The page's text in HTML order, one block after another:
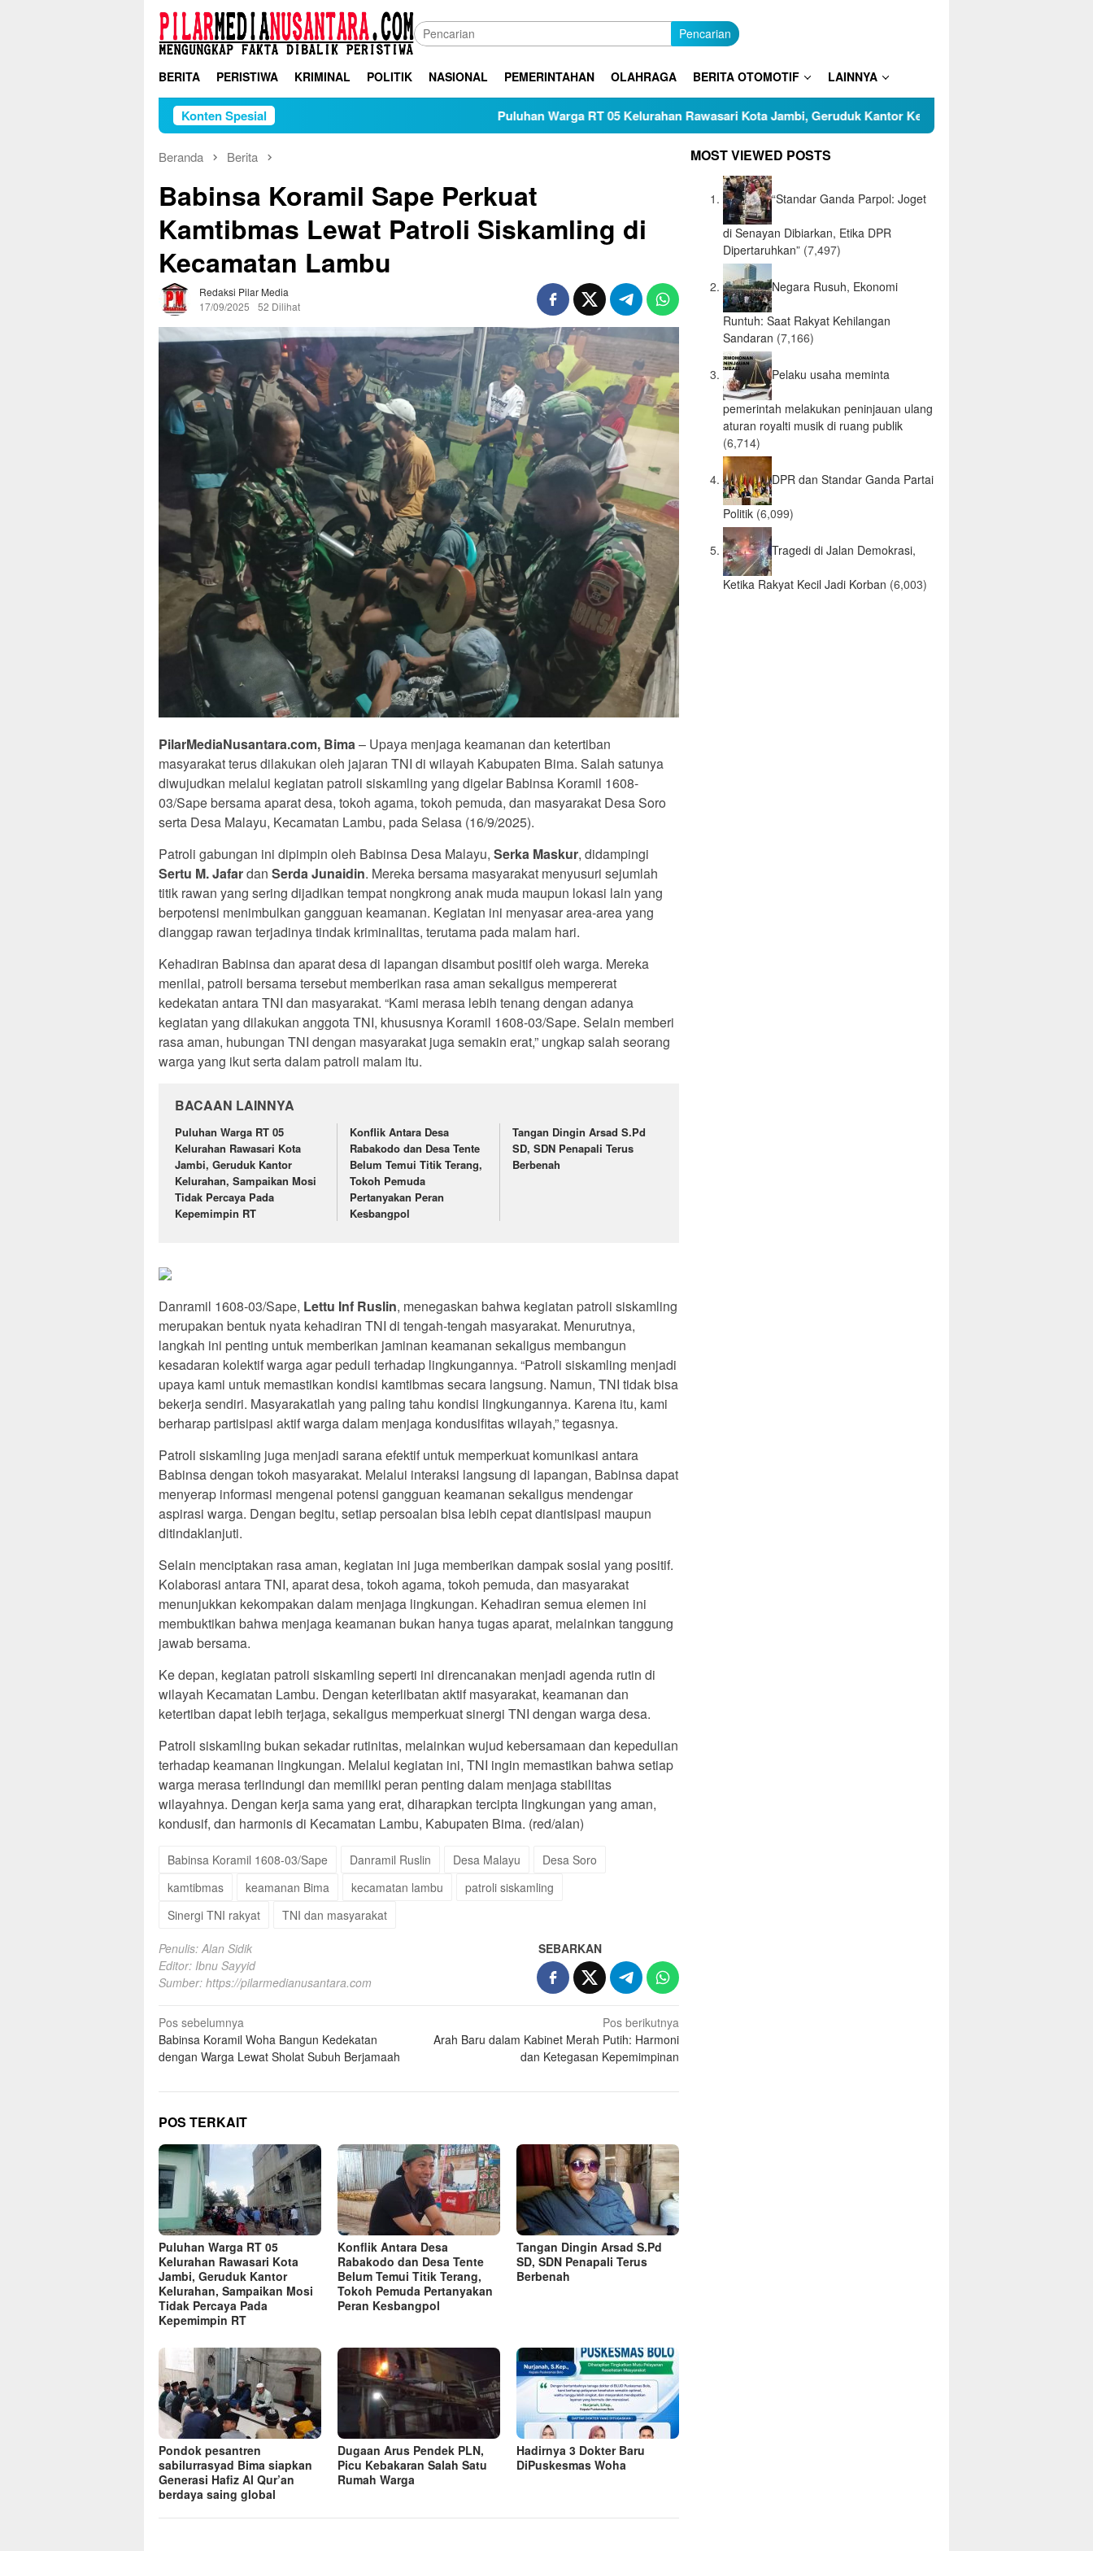
Loncat
konten
Pencarian
BERITA PERISTIWA KRIMINAL POLITIK NASIONAL PEMERINTAHAN OLAHRAGA BERITA OTOMOTIF LAINNYA
Konten Spesial Puluhan Warga RT 05 Kelurahan Rawasari Kota Jambi, Geruduk Kantor Kelurahan, Sampaikan Mosi Tidak Percaya
Beranda Berita
Babinsa Koramil Sape Perkuat
Kamtibmas Lewat Patroli Siskamling di
Kecamatan Lambu
Redaksi Pilar Media
17/09/2025
52 Dilihat
PilarMediaNusantara.com, Bima– Upaya menjaga keamanan dan ketertiban
masyarakat terus dilakukan oleh jajaran TNI di wilayah Kabupaten Bima. Salah satunya
diwujudkan melalui kegiatan patroli siskamling yang digelar Babinsa Koramil 1608-
03/Sape bersama aparat desa, tokoh agama, tokoh pemuda, dan masyarakat Desa Soro
serta Desa Malayu, Kecamatan Lambu, pada Selasa (16/9/2025).
Patroli gabungan ini dipimpin oleh Babinsa Desa Malayu, Serka Maskur, didampingi
Sertu M. Jafardan Serda Junaidin. Mereka bersama masyarakat menyusuri sejumlah
titik rawan yang sering dijadikan tempat nongkrong anak muda maupun lokasi lain yang
berpotensi menimbulkan gangguan keamanan. Kegiatan ini menyasar area-area yang
dianggap rawan terjadinya tindak kriminalitas, terutama pada malam hari.
Kehadiran Babinsa dan aparat desa di lapangan disambut positif oleh warga. Mereka
menilai, patroli bersama tersebut memberikan rasa aman sekaligus mempererat
kedekatan antara TNI dan masyarakat. “Kami merasa lebih tenang dengan adanya
kegiatan yang dilakukan anggota TNI, khususnya Koramil 1608-03/Sape. Selain memberi
rasa aman, hubungan TNI dengan masyarakat juga semakin erat,” ungkap salah seorang
warga yang ikut serta dalam patroli malam itu.
BACAAN LAINNYA
Puluhan Warga RT 05
Kelurahan Rawasari Kota
Jambi, Geruduk Kantor
Kelurahan, Sampaikan Mosi
Tidak Percaya Pada
Kepemimpin RT
Konflik Antara Desa
Rabakodo dan Desa Tente
Belum Temui Titik Terang,
Tokoh Pemuda
Pertanyakan Peran
Kesbangpol
Tangan Dingin Arsad S.Pd
SD, SDN Penapali Terus
Berbenah
Danramil 1608-03/Sape, Lettu Inf Ruslin, menegaskan bahwa kegiatan patroli siskamling
merupakan bentuk nyata kehadiran TNI di tengah-tengah masyarakat. Menurutnya,
langkah ini penting untuk memberikan jaminan keamanan sekaligus membangun
kesadaran kolektif warga agar peduli terhadap lingkungannya. “Patroli siskamling menjadi
upaya kami untuk memastikan kondisi kamtibmas secara langsung. Namun, TNI tidak bisa
bekerja sendiri. Masyarakatlah yang paling tahu kondisi lingkungannya. Karena itu, kami
berharap partisipasi aktif warga dalam menjaga kondusifitas wilayah,” tegasnya.
Patroli siskamling juga menjadi sarana efektif untuk memperkuat komunikasi antara
Babinsa dengan tokoh masyarakat. Melalui interaksi langsung di lapangan, Babinsa dapat
menyerap informasi mengenai potensi gangguan keamanan sekaligus mendengar
aspirasi warga. Dengan begitu, setiap persoalan bisa lebih cepat diantisipasi maupun
ditindaklanjuti.
Selain menciptakan rasa aman, kegiatan ini juga memberikan dampak sosial yang positif.
Kolaborasi antara TNI, aparat desa, tokoh agama, tokoh pemuda, dan masyarakat
menunjukkan kekompakan dalam menjaga lingkungan. Kehadiran semua elemen ini
membuktikan bahwa menjaga keamanan bukan hanya tugas aparat, melainkan tanggung
jawab bersama.
Ke depan, kegiatan patroli siskamling seperti ini direncanakan menjadi agenda rutin di
wilayah Kecamatan Lambu. Dengan keterlibatan aktif masyarakat, keamanan dan
ketertiban dapat lebih terjaga, sekaligus memperkuat sinergi TNI dengan warga desa.
Patroli siskamling bukan sekadar rutinitas, melainkan wujud kebersamaan dan kepedulian
terhadap keamanan lingkungan. Melalui kegiatan ini, TNI ingin memastikan bahwa setiap
warga merasa terlindungi dan memiliki peran penting dalam menjaga stabilitas
wilayahnya. Dengan kerja sama yang erat, diharapkan tercipta lingkungan yang aman,
kondusif, dan harmonis di Kecamatan Lambu, Kabupaten Bima. (red/alan)
Babinsa Koramil 1608-03/Sape Danramil Ruslin Desa Malayu
Desa Soro
kamtibmas
keamanan Bima kecamatan lambu
patroli siskamling
Sinergi TNI rakyat
TNI dan masyarakat
Penulis: Alan Sidik
Editor: Ibnu Sayyid
Sumber: https://pilarmedianusantara.com
SEBARKAN
Navigasi
pos
Pos sebelumnya
Babinsa Koramil Woha Bangun Kedekatan
dengan Warga Lewat Sholat Subuh Berjamaah
Pos berikutnya
Arah Baru dalam Kabinet Merah Putih: Harmoni
dan Ketegasan Kepemimpinan
POS TERKAIT
Puluhan Warga RT 05
Kelurahan Rawasari Kota
Jambi, Geruduk Kantor
Kelurahan, Sampaikan Mosi
Tidak Percaya Pada
Kepemimpin RT
Konflik Antara Desa
Rabakodo dan Desa Tente
Belum Temui Titik Terang,
Tokoh Pemuda Pertanyakan
Peran Kesbangpol
Tangan Dingin Arsad S.Pd
SD, SDN Penapali Terus
Berbenah
Pondok pesantren
sabilurrasyad Bima siapkan
Generasi Hafiz Al Qur’an
berdaya saing global
Dugaan Arus Pendek PLN,
Picu Kebakaran Salah Satu
Rumah Warga
Hadirnya 3 Dokter Baru
DiPuskesmas Woha
MOST VIEWED POSTS
“Standar Ganda Parpol: Joget
di Senayan Dibiarkan, Etika DPR
Dipertaruhkan” (7,497)
Negara Rusuh, Ekonomi
Runtuh: Saat Rakyat Kehilangan
Sandaran (7,166)
Pelaku usaha meminta
pemerintah melakukan peninjauan ulang
aturan royalti musik di ruang publik
(6,714)
DPR dan Standar Ganda Partai
Politik (6,099)
Tragedi di Jalan Demokrasi,
Ketika Rakyat Kecil Jadi Korban (6,003)